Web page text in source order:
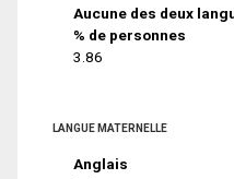
Aucune des deux
% de personnes
3.86
LANGUE MATERNELLE
Anglais